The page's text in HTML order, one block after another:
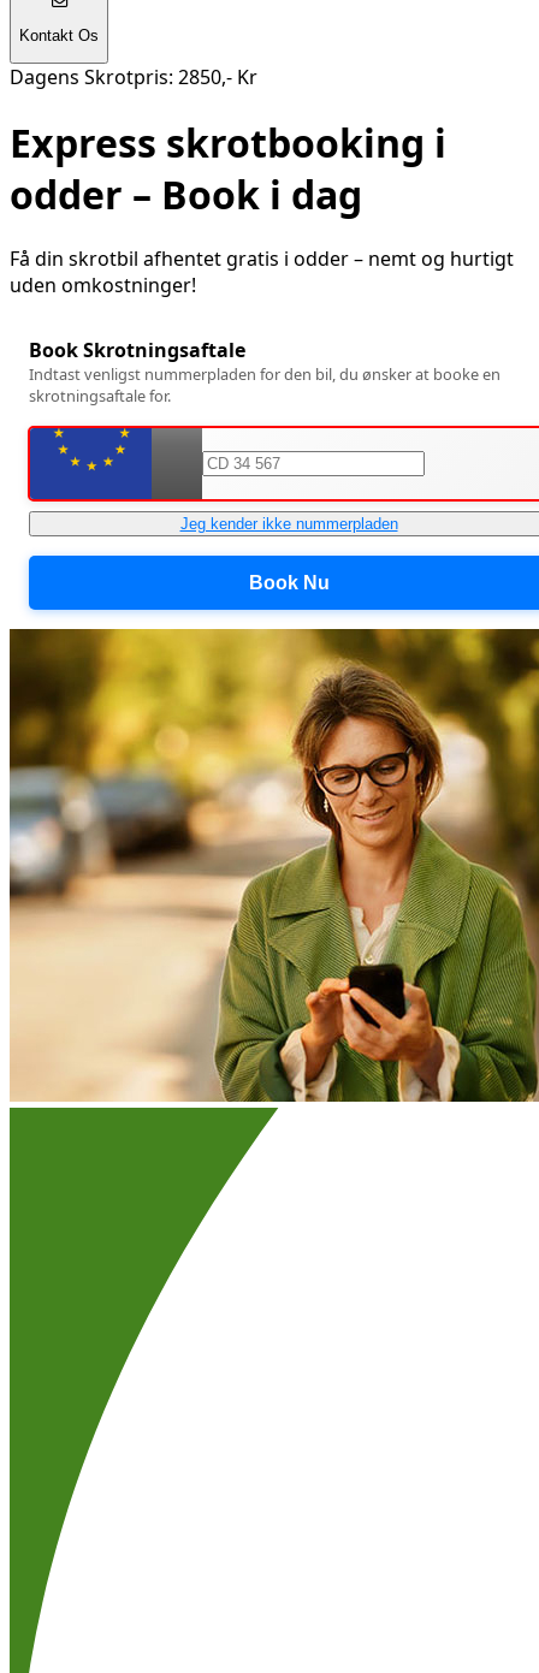
Kontakt Os
Dagens Skrotpris: 2850,- Kr
Express skrotbooking i
odder – Book i dag
Få din skrotbil afhentet gratis i odder– nemt og hurtigt
uden omkostninger!
Book Skrotningsaftale
Indtast venligst nummerpladen for den bil, du ønsker at booke en
skrotningsaftale for.
Jeg kender ikke nummerpladen
Book Nu